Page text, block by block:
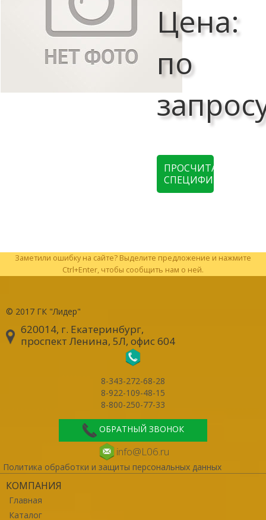
Цена:
по
ПРОСЧИТАТЬ
СПЕЦИФИКАЦИЮ
Заметили ошибку на сайте? Выделите предложение и нажмите
Ctrl+Enter, чтобы сообщить нам о ней.
© 2017 ГК "Лидер"
620014, г. Екатеринбург,
проспект Ленина, 5Л, офис 604
8-343-272-68-28
8-922-109-48-15
8-800-250-77-33
ОБРАТНЫЙ ЗВОНОК
info@L06.ru
Политика обработки и защиты персональных данных
КОМПАНИЯ
Главная
Каталог